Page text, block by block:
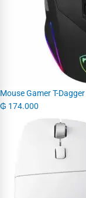
Mouse Gamer T-
₲ 174.000